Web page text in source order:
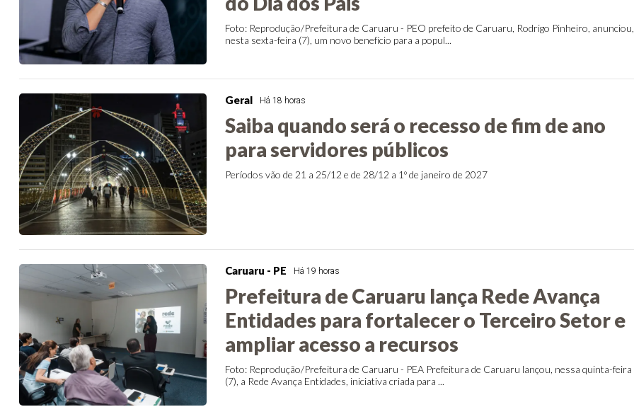
Foto: Reprodução/Prefeitura de Caruaru - PEO prefeito de Caruaru, Rodrigo Pinheiro, anunciou,
nesta sexta-feira (7), um novo benefício para a popul...
Geral Há 18 horas
Saiba quando será o recesso de fim de ano
para servidores públicos
Períodos vão de 21 a 25/12 e de 28/12 a 1º de janeiro de 2027
Caruaru - PE Há 19 horas
Prefeitura de Caruaru lança Rede Avança
Entidades para fortalecer o Terceiro Setor e
ampliar acesso a recursos
Foto: Reprodução/Prefeitura de Caruaru - PEA Prefeitura de Caruaru lançou, nessa quinta-feira
(7), a Rede Avança Entidades, iniciativa criada para ...